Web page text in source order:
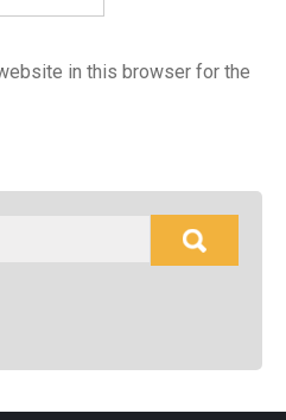
in this browser for the